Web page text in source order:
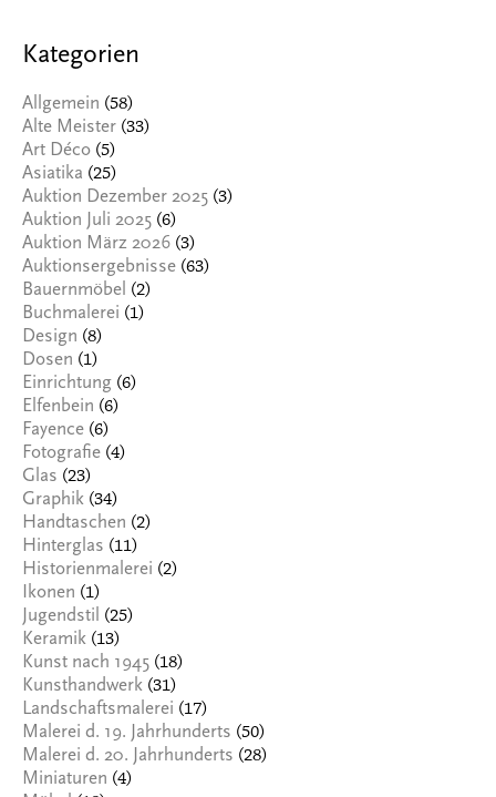
Kategorien
Allgemein (58)
Alte Meister (33)
Art Déco (5)
Asiatika (25)
Auktion Dezember 2025 (3)
Auktion Juli 2025 (6)
Auktion März 2026 (3)
Auktionsergebnisse (63)
Bauernmöbel (2)
Buchmalerei (1)
Design (8)
Dosen (1)
Einrichtung (6)
Elfenbein (6)
Fayence (6)
Fotografie (4)
Glas (23)
Graphik (34)
Handtaschen (2)
Hinterglas (11)
Historienmalerei (2)
Ikonen (1)
Jugendstil (25)
Keramik (13)
Kunst nach 1945 (18)
Kunsthandwerk (31)
Landschaftsmalerei (17)
Malerei d. 19. Jahrhunderts (50)
Malerei d. 20. Jahrhunderts (28)
Miniaturen (4)